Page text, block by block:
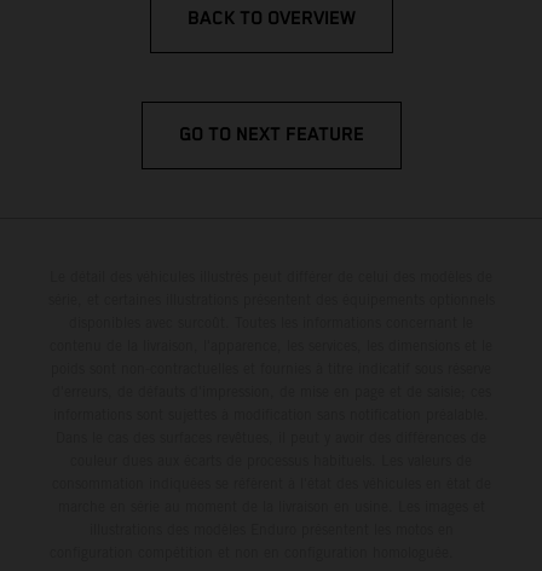
BACK TO OVERVIEW
GO TO NEXT FEATURE